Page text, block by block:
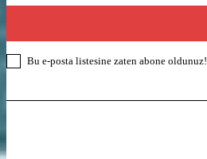
Bu e-posta listesine zaten abone oldunuz!